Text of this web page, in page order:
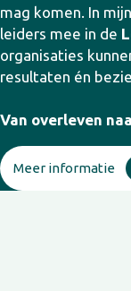
mag komen. In
leiders mee in de
organisaties
resultaten én
Van overleven
Meer informatie